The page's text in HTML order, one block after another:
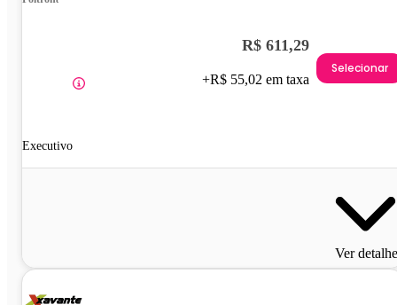
Executivo
R$ 611,29
+R$ 55,02 em taxa
Selecionar
Ver